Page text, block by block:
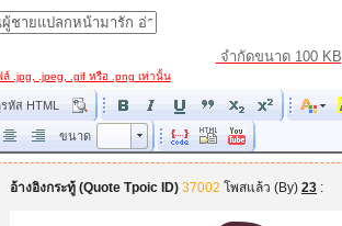
จำกัดขนาด 100 KB
ล์ .jpg, .jpeg, .gif หรือ .png เท่านั้น
หัส HTML
ขนาด